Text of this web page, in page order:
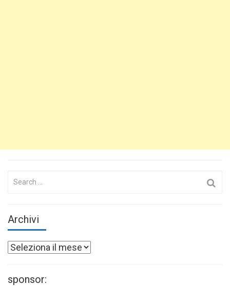
Search
Archivi
Archivi
sponsor: